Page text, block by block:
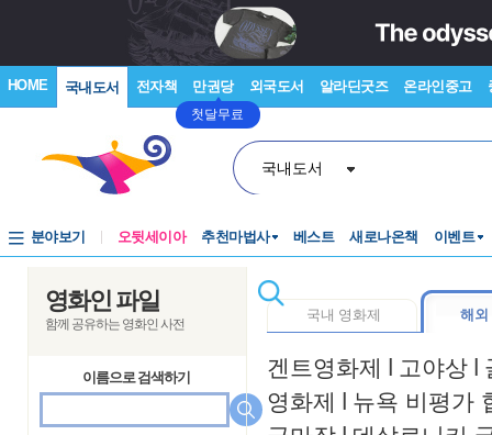
HOME 국내도서 전자책 만권당
첫달무료
외국도서 알라딘굿즈 온라인중고
국내도서
분야보기 오뒷세이아 추천마법사 베스트 새로나온책 이벤트
영화인 파일
함께 공유하는 영화인 사전
이름으로 검색하기
국내 영화제 해
겐트영화제 l 고야상 l
영화제 l 뉴욕 비평가